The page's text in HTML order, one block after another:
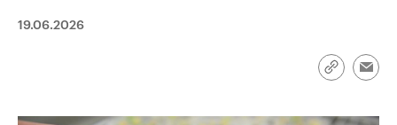
Bundesland von einer Koalition aus
CDU, SPD und FDP regiert.-
Audio-Archiv
19.06.2026
Link